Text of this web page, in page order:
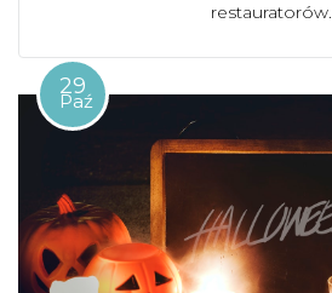
restauratorów.
29
Paź